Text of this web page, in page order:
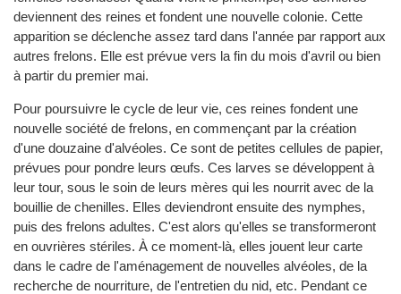
deviennent des reines et fondent une nouvelle colonie. Cette
apparition se déclenche assez tard dans l'année par rapport aux
autres frelons. Elle est prévue vers la fin du mois d'avril ou bien
à partir du premier mai.
Pour poursuivre le cycle de leur vie, ces reines fondent une
nouvelle société de frelons, en commençant par la création
d'une douzaine d'alvéoles. Ce sont de petites cellules de papier,
prévues pour pondre leurs œufs. Ces larves se développent à
leur tour, sous le soin de leurs mères qui les nourrit avec de la
bouillie de chenilles. Elles deviendront ensuite des nymphes,
puis des frelons adultes. C'est alors qu'elles se transformeront
en ouvrières stériles. À ce moment-là, elles jouent leur carte
dans le cadre de l'aménagement de nouvelles alvéoles, de la
recherche de nourriture, de l'entretien du nid, etc. Pendant ce